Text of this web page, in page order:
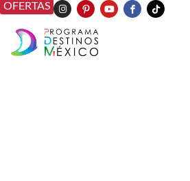
OFERTAS